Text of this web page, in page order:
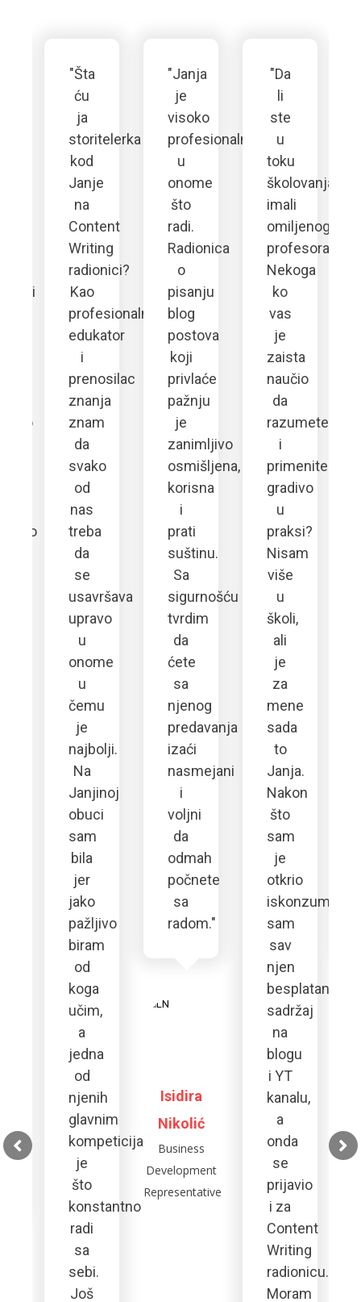
"Šta
ću
ja
storitelerka
kod
Janje
na
Content
Writing
radionici?
Kao
profesionalni
edukator
i
prenosilac
znanja
znam
da
svako
od
nas
treba
da
se
usavršava
upravo
u
onome
u
čemu
je
najbolji.
Na
Janjinoj
obuci
sam
bila
jer
jako
pažljivo
biram
od
koga
učim,
a
jedna
od
njenih
glavnim
kompeticija
je
što
konstantno
radi
sa
sebi.
Još
"Janja
je
visoko
profesionalna
u
onome
što
radi.
Radionica
o
pisanju
blog
postova
koji
privlaće
pažnju
je
zanimljivo
osmišljena,
korisna
i
prati
suštinu.
Sa
sigurnošću
tvrdim
da
ćete
sa
njenog
predavanja
izaći
nasmejani
i
voljni
da
odmah
počnete
sa
radom."
Isidira
Nikolić
Business
Development
Representative
"Da
li
ste
u
toku
školovanja
imali
omiljenog
profesora/
Nekoga
ko
vas
je
zaista
naučio
da
razumete
i
primenite
gradivo
u
praksi?
Nisam
više
u
školi,
ali
je
za
mene
sada
to
Janja.
Nakon
što
sam
je
otkrio
iskonzumirao
sam
sav
njen
besplatan
sadržaj
na
blogu
i YT
kanalu,
a
onda
se
prijavio
i za
Content
Writing
radionicu.
Moram